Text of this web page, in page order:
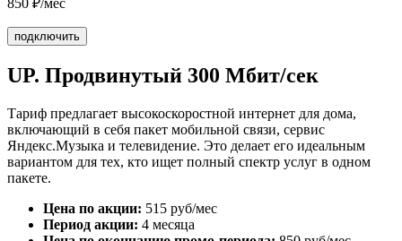
850 ₽/мес
подключить
UP. Продвинутый 300 Мбит/сек
Тариф предлагает высокоскоростной интернет для дома,
включающий в себя пакет мобильной связи, сервис
Яндекс.Музыка и телевидение. Это делает его идеальным
вариантом для тех, кто ищет полный спектр услуг в одном
пакете.
Цена по акции: 515 руб/мес
Период акции: 4 месяца